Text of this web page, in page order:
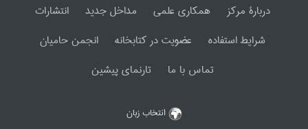
دربارۀ مرکز همکاری علمی مداخل جدید
انتشارات
شرایط استفاده
عضویت در کتابخانه
انجمن حامیان
تماس با ما
تارنمای پیشین
انتخاب زبان